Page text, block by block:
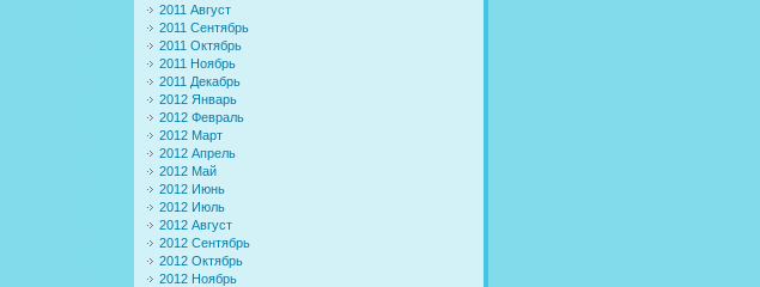
2011 Август
2011 Сентябрь
2011 Октябрь
2011 Ноябрь
2011 Декабрь
2012 Январь
2012 Февраль
2012 Март
2012 Апрель
2012 Май
2012 Июнь
2012 Июль
2012 Август
2012 Сентябрь
2012 Октябрь
2012 Ноябрь